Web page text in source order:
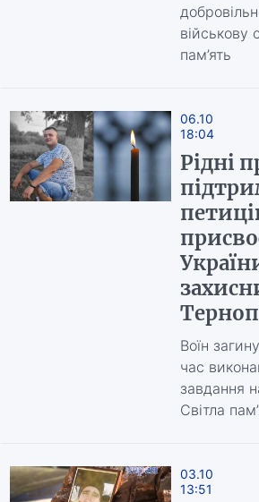
військову
пам’ять
06.10
18:04
Рідні
Воїн
час
завдання
Світла
03.10
13:51